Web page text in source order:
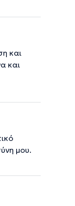
και
και
μου.